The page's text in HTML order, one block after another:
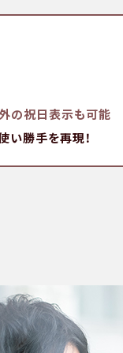
の祝日表示も可能
い勝手を再現！